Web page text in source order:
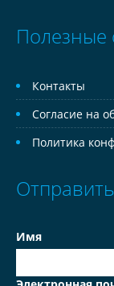
Полезные
Контакты
Согласие на
Политика
Имя